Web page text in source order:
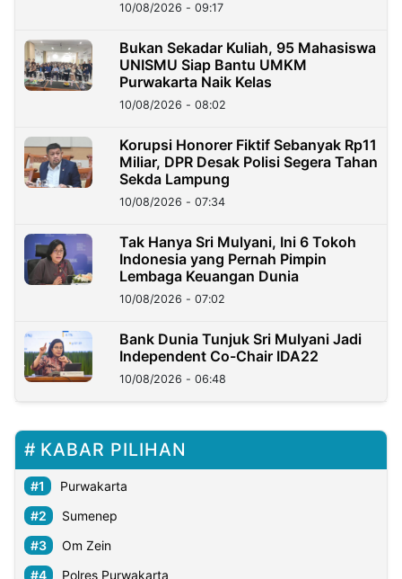
10/08/2026 - 09:17
Bukan Sekadar Kuliah, 95 Mahasiswa
UNISMU Siap Bantu UMKM
Purwakarta Naik Kelas
10/08/2026 - 08:02
Korupsi Honorer Fiktif Sebanyak Rp11
Miliar, DPR Desak Polisi Segera Tahan
Sekda Lampung
10/08/2026 - 07:34
Tak Hanya Sri Mulyani, Ini 6 Tokoh
Indonesia yang Pernah Pimpin
Lembaga Keuangan Dunia
10/08/2026 - 07:02
Bank Dunia Tunjuk Sri Mulyani Jadi
Independent Co-Chair IDA22
10/08/2026 - 06:48
KABAR PILIHAN
Purwakarta
Sumenep
Om Zein
Polres Purwakarta